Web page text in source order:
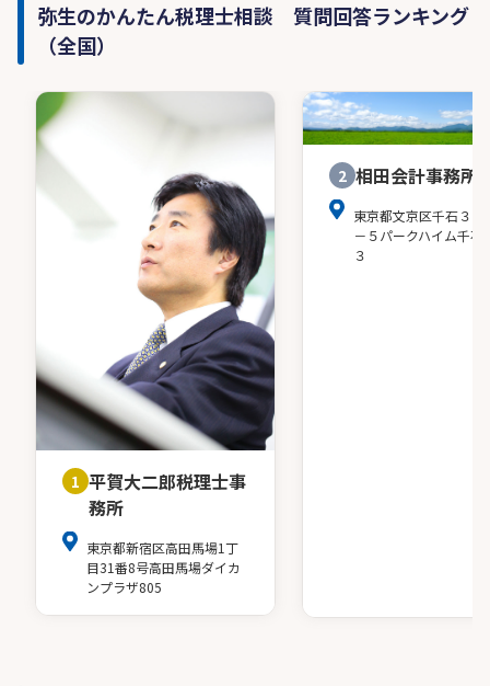
弥生のかんたん税理士相談 質問回答ランキング
（全国）
1 平賀大二郎税理士事
務所
東京都新宿区高田馬場1丁
目31番8号高田馬場ダイカ
ンプラザ805
2 相田会計事務所
東京都文京区千石３－
－５パークハイム千石
３